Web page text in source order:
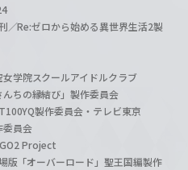
／Re:ゼロから始める異世界生活2製
学院スクールアイドルクラブ
ちの縁結び」製作委員会
製作委員会・テレビ東京
員会
Project
版「オーバーロード」聖王国編製作